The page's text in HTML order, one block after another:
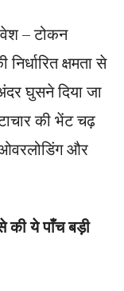
– टोकन
क्षमता से
घुसने दिया जा
की भेंट चढ़
और
की ये पाँच बड़ी